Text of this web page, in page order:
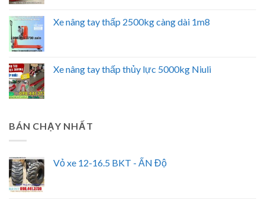
Xe nâng tay thấp 2500kg càng dài 1m8
Xe nâng tay thấp thủy lực 5000kg Niuli
BÁN CHẠY NHẤT
Vỏ xe 12-16.5 BKT - ẤN Độ